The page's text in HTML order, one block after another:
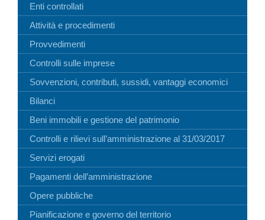
Enti controllati
Attività e procedimenti
Provvedimenti
Controlli sulle imprese
Sovvenzioni, contributi, sussidi, vantaggi economici
Bilanci
Beni immobili e gestione del patrimonio
Controlli e rilievi sull’amministrazione al 31/03/2017
Servizi erogati
Pagamenti dell’amministrazione
Opere pubbliche
Pianificazione e governo del territorio